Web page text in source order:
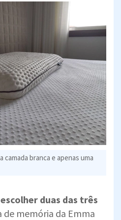
camada branca e apenas uma
escolher duas das três
de memória da Emma